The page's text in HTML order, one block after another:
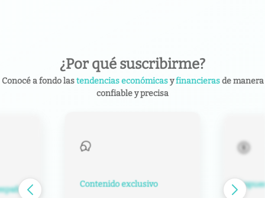
¿Por qué suscribirme?
Conocé a fondo lastendencias económicasyfinancierasde manera
confiable y precisa
Contenido exclusivo